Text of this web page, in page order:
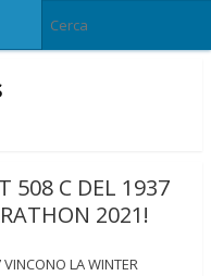
508 C DEL 1937
2021!
VINCONO LA WINTER